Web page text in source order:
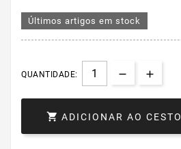
Últimos artigos em stock
QUANTIDADE:
 ADICIONAR AO CESTO